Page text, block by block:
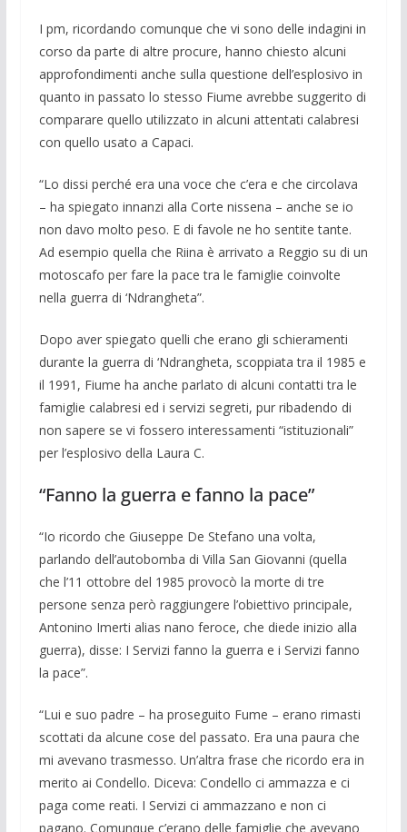
I pm, ricordando comunque che vi sono delle indagini in
corso da par­te di altre procure, hanno chiesto alcuni
approfondi­menti anche sulla questione dell’esplosivo in
quanto in passato lo stes­so Fiume avrebbe suggerito di
comparare quello utilizzato in alcuni attentati cala­bresi
con quello usato a Capaci.
“Lo dissi perché era una voce che c’era e che circolava
– ha spiegato innanzi alla Corte nissena – anche se io
non davo mol­to peso. E di favole ne ho sentite tante.
Ad esempio quella che Riina è arrivato a Reggio su di un
motoscafo per fare la pace tra le famiglie coinvolte
nella guerra di ‘Ndrangheta”.
Dopo aver spiegato quelli che erano gli schieramenti
durante la guerra di ‘Ndran­gheta, scoppiata tra il 1985 e
il 1991, Fiu­me ha anche parlato di alcuni contatti tra le
famiglie calabresi ed i servizi segreti, pur ribadendo di
non sapere se vi fossero interessamenti “istituzionali”
per l’esplosi­vo della Laura C.
“Fanno la guerra e fanno la pace”
“Io ricordo che Giuseppe De Stefano una volta,
parlando dell’autobomba di Vil­la San Giovanni (quella
che l’11 ottobre del 1985 provocò la morte di tre
persone senza però raggiungere l’obiettivo princi­pale,
Antonino Imerti alias nano feroce, che diede inizio alla
guerra), disse: I Ser­vizi fanno la guerra e i Servizi fanno
la pace”.
“Lui e suo padre – ha proseguito Fume – erano rimasti
scot­tati da alcune cose del passato. Era una paura che
mi avevano trasmesso. Un’altra frase che ricordo era in
merito ai Condel­lo. Diceva: Condello ci ammazza e ci
paga come reati. I Servizi ci ammazzano e non ci
pagano. Comun­que c’erano delle fami­glie che avevano